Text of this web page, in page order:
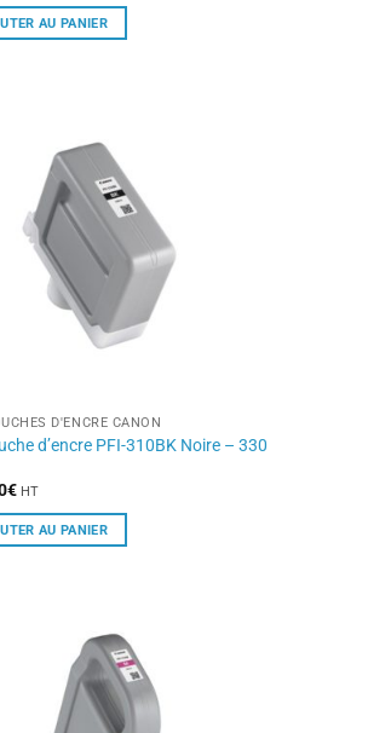
AU PANIER
D'ENCRE CANON
d’encre PFI-310BK Noire – 330
€ HT
AU PANIER